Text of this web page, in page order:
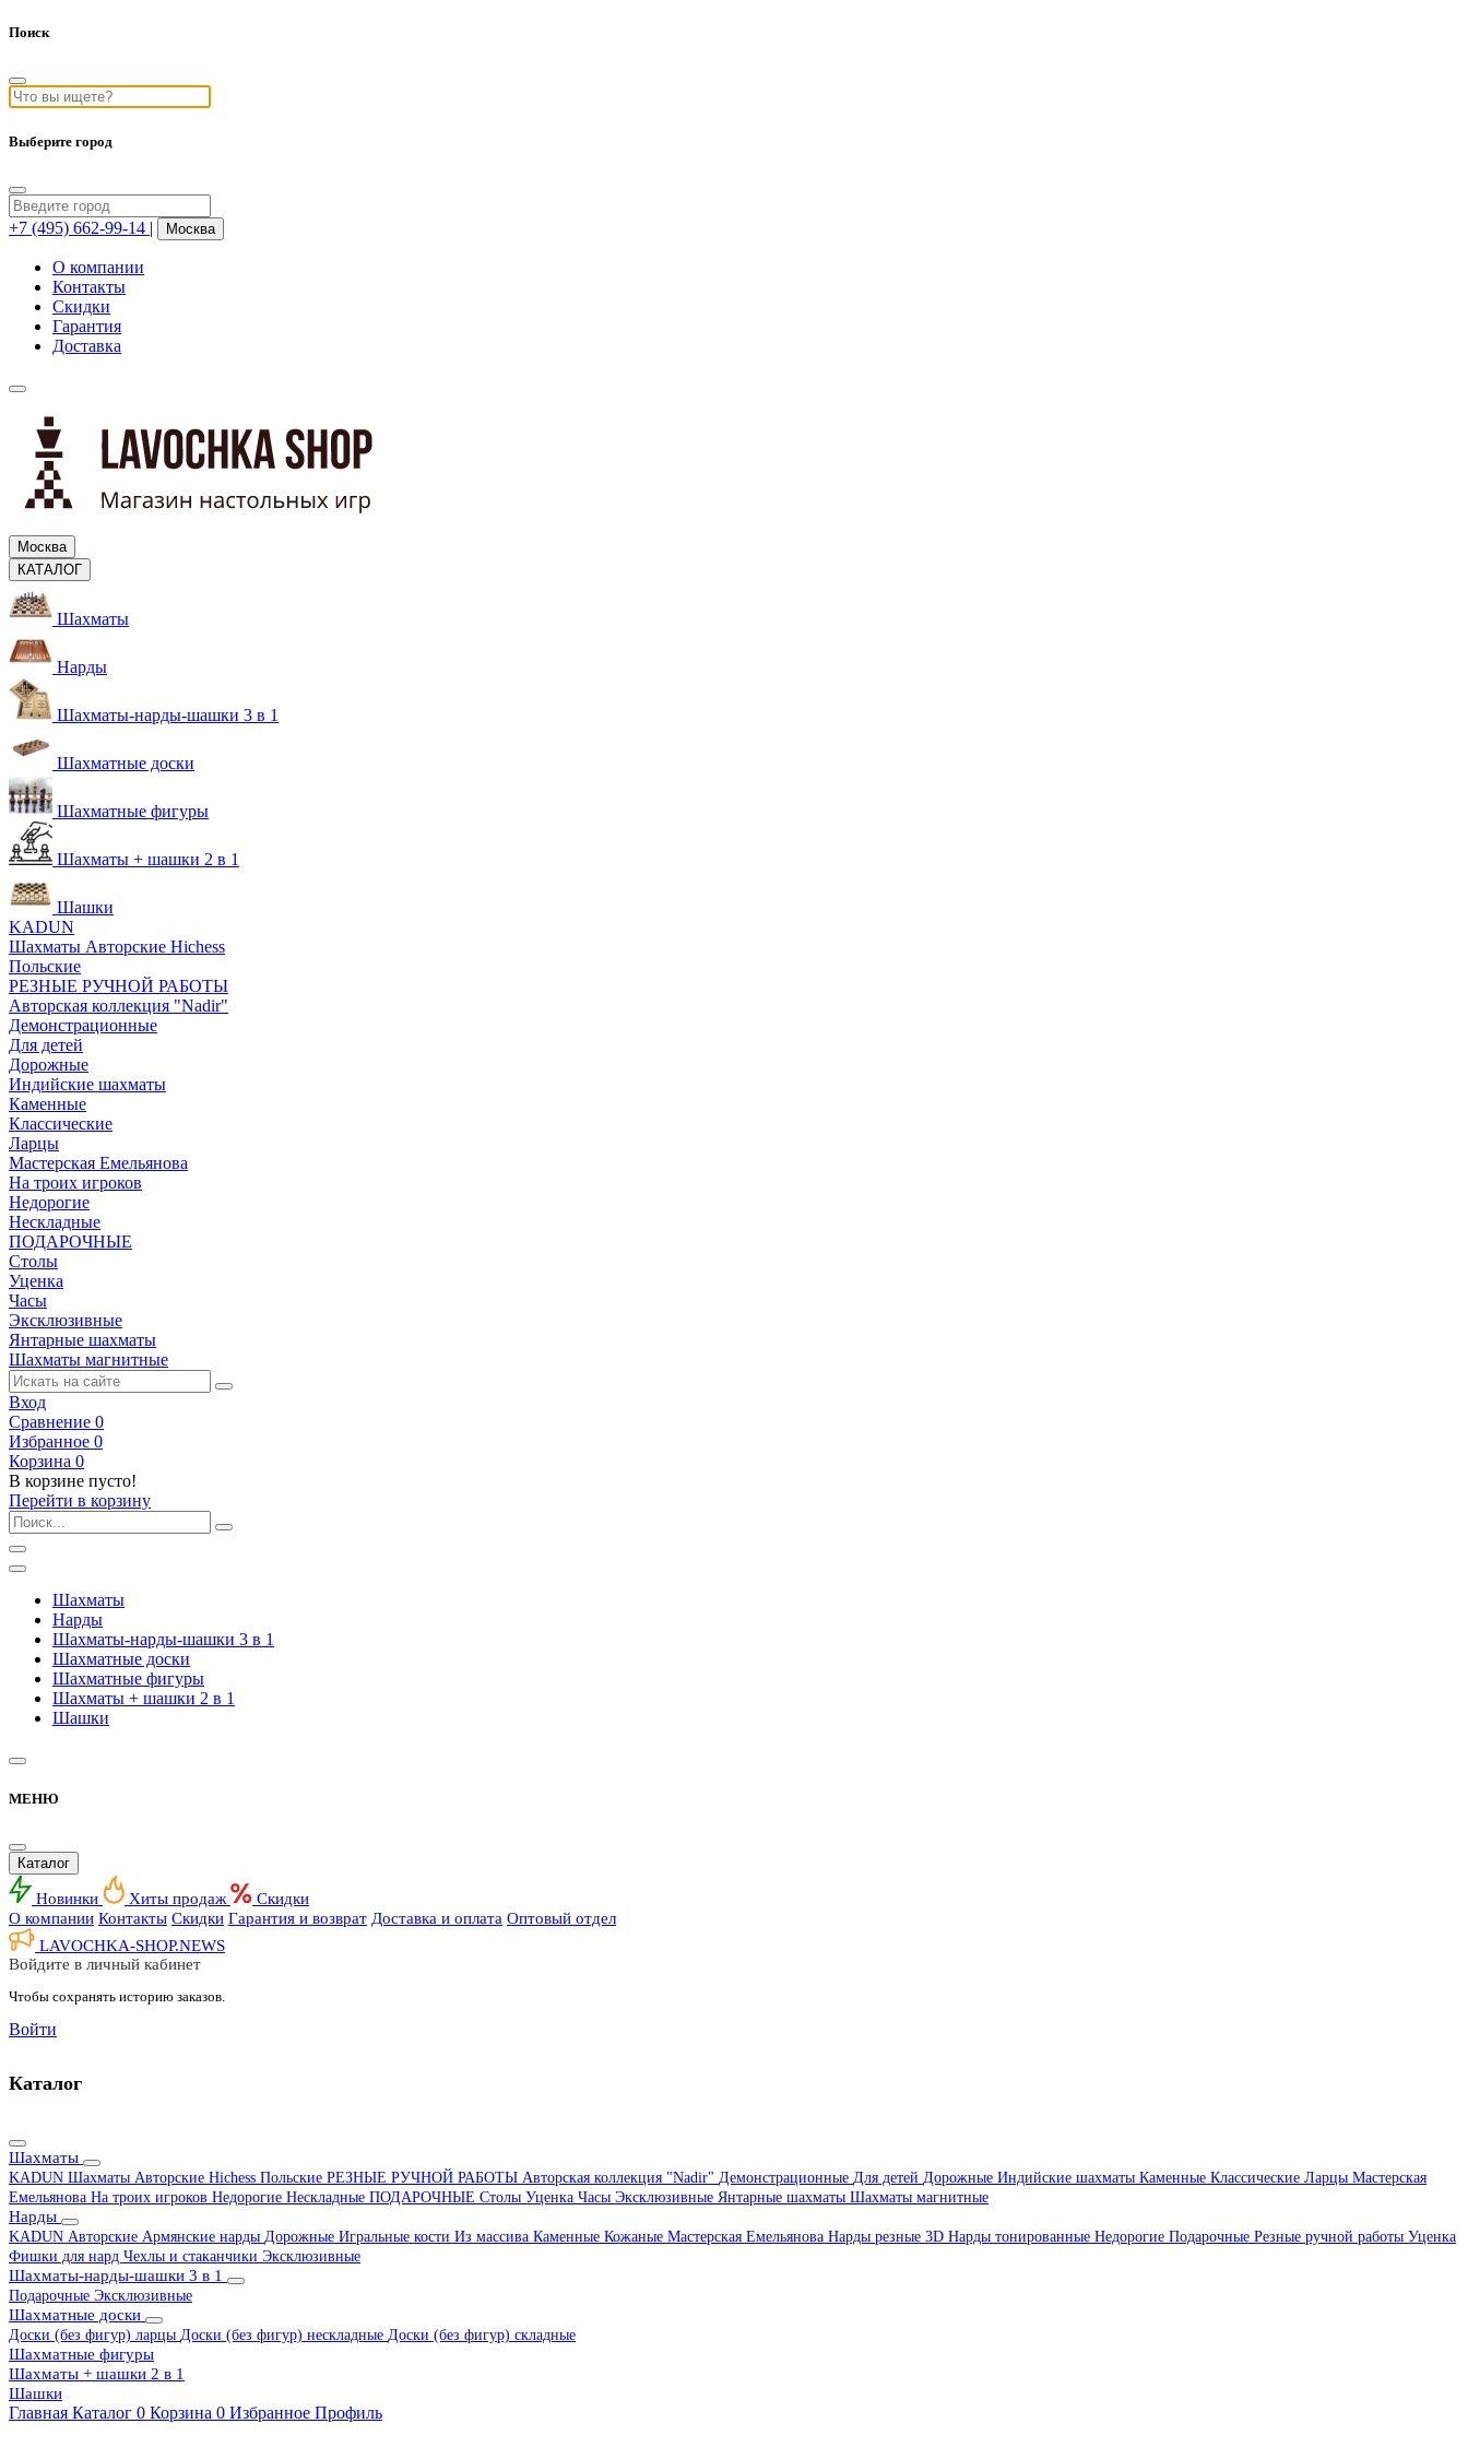
Поиск
Выберите город
+7 (495) 662-99-14 | Москва
О компании
Контакты
Скидки
Гарантия
Доставка
Москва
КАТАЛОГ
Шахматы
Нарды
Шахматы-нарды-шашки 3 в 1
Шахматные доски
Шахматные фигуры
Шахматы + шашки 2 в 1
Шашки
KADUN
Шахматы Авторские Hichess
Польские
РЕЗНЫЕ РУЧНОЙ РАБОТЫ
Авторская коллекция "Nadir"
Демонстрационные
Для детей
Дорожные
Индийские шахматы
Каменные
Классические
Ларцы
Мастерская Емельянова
На троих игроков
Недорогие
Нескладные
ПОДАРОЧНЫЕ
Столы
Уценка
Часы
Эксклюзивные
Янтарные шахматы
Шахматы магнитные
Вход
Сравнение 0
Избранное 0
Корзина 0
В корзине пусто!
Перейти в корзину
Шахматы
Нарды
Шахматы-нарды-шашки 3 в 1
Шахматные доски
Шахматные фигуры
Шахматы + шашки 2 в 1
Шашки
МЕНЮ
Каталог
Новинки Хиты продаж
Скидки
О компании Контакты Скидки Гарантия и возврат Доставка и оплата Оптовый отдел
LAVOCHKA-SHOP.NEWS
Войдите в личный кабинет
Чтобы сохранять историю заказов.
Войти
Каталог
Шахматы
KADUN Шахматы Авторские Hichess Польские РЕЗНЫЕ РУЧНОЙ РАБОТЫ Авторская коллекция "Nadir" Демонстрационные Для детей Дорожные Индийские шахматы Каменные Классические Ларцы Мастерская
Емельянова На троих игроков Недорогие Нескладные ПОДАРОЧНЫЕ Столы Уценка Часы Эксклюзивные Янтарные шахматы Шахматы магнитные
Нарды
KADUN Авторские Армянские нарды Дорожные Игральные кости Из массива Каменные Кожаные Мастерская Емельянова Нарды резные 3D Нарды тонированные Недорогие Подарочные Резные ручной работы Уценка
Фишки для нард Чехлы и стаканчики Эксклюзивные
Шахматы-нарды-шашки 3 в 1
Подарочные Эксклюзивные
Шахматные доски
Доски (без фигур) ларцы Доски (без фигур) нескладные Доски (без фигур) складные
Шахматные фигуры
Шахматы + шашки 2 в 1
Шашки
Главная Каталог 0 Корзина 0 Избранное Профиль